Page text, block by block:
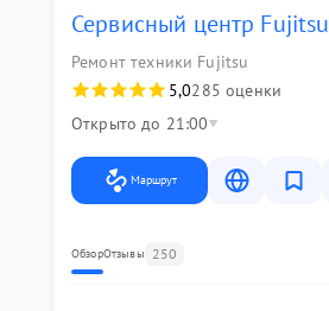
Сервисный центр Fujitsu
Ремонт техники Fujitsu
5,0285 оценки
Открыто до 21:00
Маршрут
ОбзорОтзывы 250